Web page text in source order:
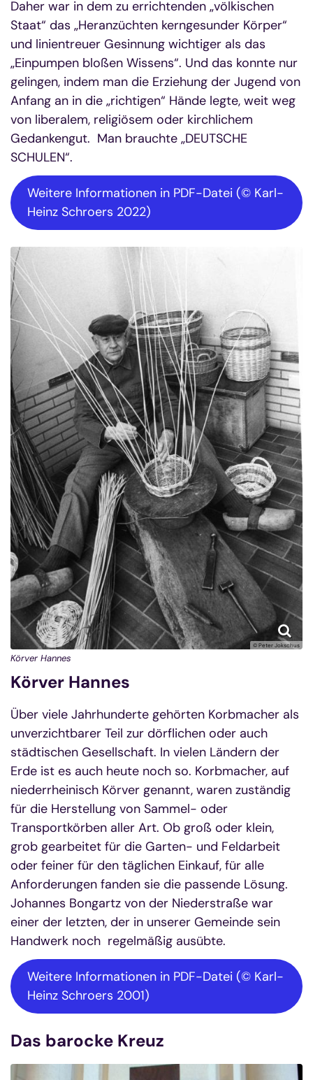
Daher war in dem zu errichtenden „völkischen
Staat“ das „Heranzüchten kerngesunder Körper“
und linientreuer Gesinnung wichtiger als das
„Einpumpen bloßen Wissens“. Und das konnte nur
gelingen, indem man die Erziehung der Jugend von
Anfang an in die „richtigen“ Hände legte, weit weg
von liberalem, religiösem oder kirchlichem
Gedankengut. Man brauchte „DEUTSCHE
SCHULEN“.
Weitere Informationen in PDF-Datei (© Karl-
Heinz Schroers 2022)
© Peter Jokschus
Körver Hannes
Körver Hannes
Über viele Jahrhunderte gehörten Korbmacher als
unverzichtbarer Teil zur dörflichen oder auch
städtischen Gesellschaft. In vielen Ländern der
Erde ist es auch heute noch so. Korbmacher, auf
niederrheinisch Körver genannt, waren zuständig
für die Herstellung von Sammel- oder
Transportkörben aller Art. Ob groß oder klein,
grob gearbeitet für die Garten- und Feldarbeit
oder feiner für den täglichen Einkauf, für alle
Anforderungen fanden sie die passende Lösung.
Johannes Bongartz von der Niederstraße war
einer der letzten, der in unserer Gemeinde sein
Handwerk noch regelmäßig ausübte.
Weitere Informationen in PDF-Datei (© Karl-
Heinz Schroers 2001)
Das barocke Kreuz